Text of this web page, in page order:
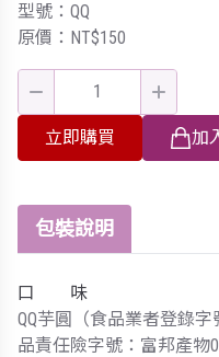
型號：QQ
原價：NT$150
立即購買 加
包裝說明
口 味
QQ芋圓（食品業者登錄字
品責任險字號：富邦產物